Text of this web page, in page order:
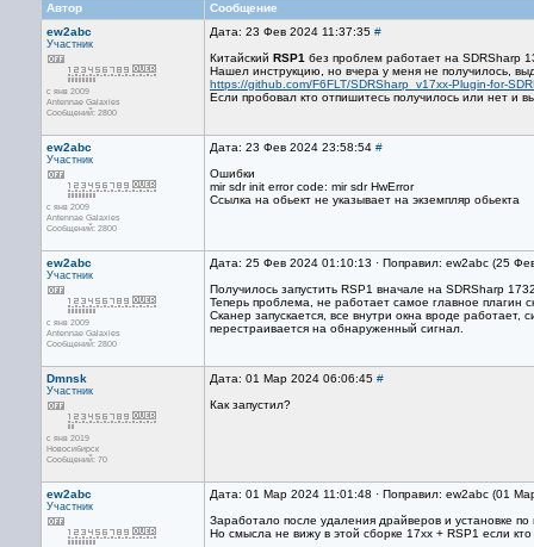
Автор
Сообщение
ew2abc
Участник
с янв 2009
Antennae Galaxies
Сообщений: 2800
Дата: 23 Фев 2024 11:37:35 #
Китайский RSP1 без проблем работает на SDRSharp
Нашел инструкцию, но вчера у меня не получилось,
https://github.com/F6FLT/SDRSharp_v17xx-Plugin-for-
Если пробовал кто отпишитесь получилось или нет и
ew2abc
Участник
с янв 2009
Antennae Galaxies
Сообщений: 2800
Дата: 23 Фев 2024 23:58:54 #
Ошибки
mir sdr init error code: mir sdr HwError
Ссылка на обьект не указывает на экземпляр обьекта
ew2abc
Участник
с янв 2009
Antennae Galaxies
Сообщений: 2800
Дата: 25 Фев 2024 01:10:13 · Поправил: ew2abc (25
Получилось запустить RSP1 вначале на SDRSharp
Теперь проблема, не работает самое главное плагин
Сканер запускается, все внутри окна вроде
перестраивается на обнаруженный сигнал.
Dmnsk
Участник
с янв 2019
Новосибирск
Сообщений: 70
Дата: 01 Мар 2024 06:06:45 #
Как запустил?
ew2abc
Участник
Дата: 01 Мар 2024 11:01:48 · Поправил: ew2abc (01
Заработало после удаления драйверов и установке по
Но смысла не вижу в этой сборке 17хх + RSP1 если